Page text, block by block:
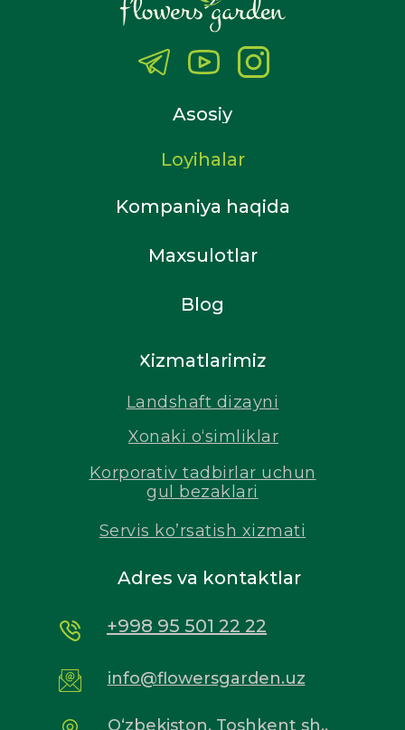
Adres va kontaktlar
Servis ko’rsatish xizmati
Korporativ tadbirlar uchun
gul bezaklari
Xonaki o‘simliklar
O‘zbekiston, Toshkent sh.,
Xizmatlarimiz
Maxsulotlar
Blog
Kompaniya haqida
Asosiy
Loyihalar
Landshaft dizayni
info@flowersgarden.uz
+998 95 501 22 22